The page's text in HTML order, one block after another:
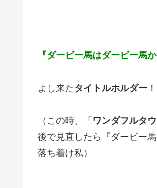
『ダービー馬はダービー馬か
よし来た タイトルホルダー
（この時、「 ワンダフルタ
後で見直したら『ダービー
落ち着け私）